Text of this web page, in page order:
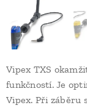
Vipex TXS
funkčností. Je
Vipex. Při záběru